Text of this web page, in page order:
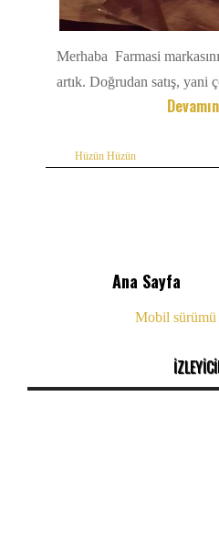
Merhaba Farmasi
artık. Doğrudan satış, yani
Hüzün Hüzün
Ana Sayfa
Mobil sürümü